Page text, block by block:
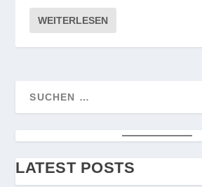
WEITERLESEN
LATEST POSTS